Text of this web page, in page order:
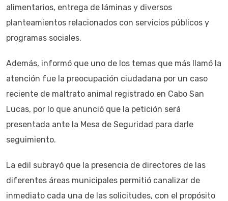
alimentarios, entrega de láminas y diversos
planteamientos relacionados con servicios públicos y
programas sociales.
Además, informó que uno de los temas que más llamó la
atención fue la preocupación ciudadana por un caso
reciente de maltrato animal registrado en Cabo San
Lucas, por lo que anunció que la petición será
presentada ante la Mesa de Seguridad para darle
seguimiento.
La edil subrayó que la presencia de directores de las
diferentes áreas municipales permitió canalizar de
inmediato cada una de las solicitudes, con el propósito